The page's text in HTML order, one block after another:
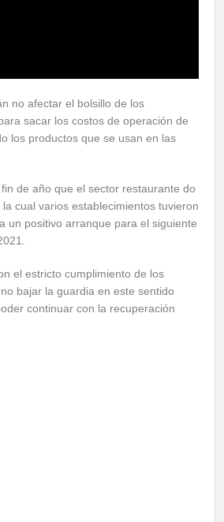
no afectar el bolsillo de los
sacar los costos de operación de
los productos que se usan en las
de año que el sector restaurante do
cual varios establecimientos tuvieron
un positivo arranque para el siguiente
el estricto cumplimiento de los
bajar la guardia en este sentido
continuar con la recuperación